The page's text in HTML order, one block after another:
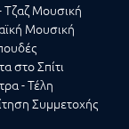
Τζαζ Μουσική
Μουσική
στο Σπίτι
- Τέλη
Συμμετοχής